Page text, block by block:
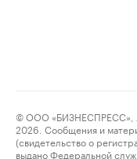
© ООО «БИЗНЕСПРЕСС»,
2026. Сообщения и
(свидетельство о
выдано Федеральной